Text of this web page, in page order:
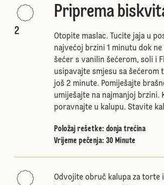
2
Priprema
Otopite maslac. Tucite jaja u
najvećoj brzini 1 minutu dok
šećer s vanilin šećerom, soli i
usipavajte smjesu sa šećerom
još 2 minute. Pomiješajte
umiješajte na najmanjoj brzini.
poravnajte u kalupu. Stavite
Položaj rešetke: donja trećina
Vrijeme pečenja: 30 Minute
Odvojite obruč kalupa za